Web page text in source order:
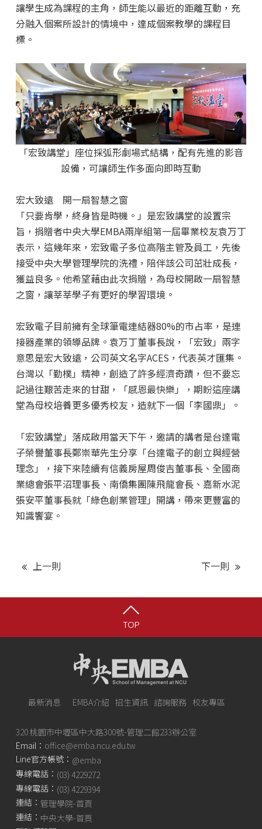
讓學生成為課程的主角，師生能以最近的距離互動，充
分融入個案所設計的情境中，達成個案教學的課程目
標。
「宏致講堂」座位採弧形劇場式結構，配有先進的影音
設備，可讓師生作多面向即時互動
宏大致遠 開一扇智慧之窗
「只要肯學，終身皆是時機。」是宏致講堂的設置宗
旨，捐贈者中央大學EMBA兩岸組第一屆畢業校友袁万丁
表示，這幾年來，宏致電子多位高階主管及員工，先後
接受中央大學管理學院的洗禮，陪伴該公司茁壯成長，
獲益良多。他希望藉由此次捐贈，為母校開啟一扇智慧
之窗，讓莘莘學子有更好的學習環境。
宏致電子目前擁有全球筆電連結器80%的市占率，是連
接器產業的領導品牌。袁万丁董事長說，「宏致」兩字
意思是宏大致遠，公司英文名字ACES，代表英才匯集。
台灣以「勤樸」精神，創造了許多經濟奇蹟，但不要忘
記過往艱苦走來的甘甜，「感恩最快樂」，期盼這座講
堂為母校培養更多優秀校友，造就下一個「李國鼎」。
「宏致講堂」落成啟用當天下午，邀請的講者是台達電
子榮譽董事長鄭崇華先生分享「台達電子的創立與經營
理念」，接下來陸續有信義房屋周俊吉董事長、全國商
業總會張平沼理事長、南僑集團陳飛龍會長、嘉新水泥
張安平董事長就「綠色創業管理」開講，帶來更豐富的
知識饗宴。
上一則 下一則
TOP
最新消息 EMBA介紹 招生資訊 諮詢服務 校友專區
320 桃園市中壢區中大路300號-管理二館233辦公室
Email： office@emba.ncu.edu.tw
Line官方帳號： @emba
專線電話： (03) 4229272
專線電話： (03) 4229394
連結： 管理學院-首頁
連結： 中央大學-首頁